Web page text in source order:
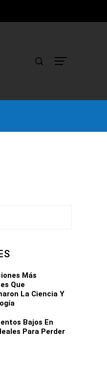
Más
Que
La Ciencia Y
Bajos En
Para Perder